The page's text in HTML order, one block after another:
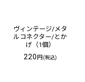
ヴィンテージ/メタ
ルコネクター/とか
げ（1個）
220円(税込)